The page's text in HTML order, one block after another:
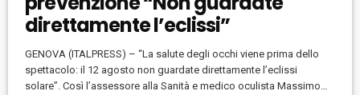
direttamente l’eclissi”
GENOVA (ITALPRESS) – “La salute degli occhi viene prima dello
spettacolo: il 12 agosto non guardate direttamente l’eclissi
solare”. Così l’assessore alla Sanità e medico oculista Massimo